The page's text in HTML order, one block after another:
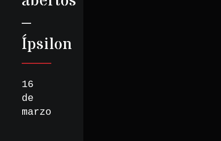
–
Ípsilon
16
de
marzo